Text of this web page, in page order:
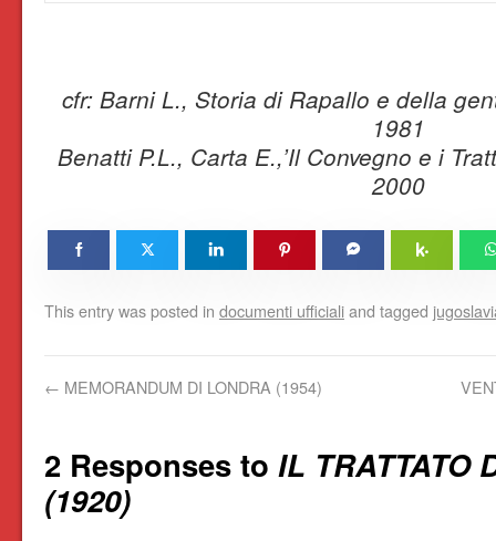
cfr: Barni L., Storia di Rapallo e della
1981
Benatti P.L., Carta E.,’Il Convegno e i
2000
This entry was posted in documenti ufficialiand tagged
← MEMORANDUM DI LONDRA (1954)
2 Responses to IL TRATTATO
(1920)